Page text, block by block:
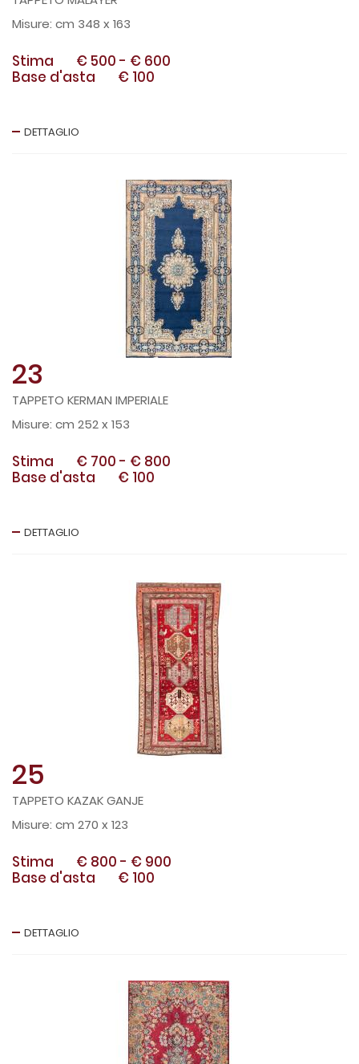
cm 348 x 163
Stima € 500 - € 600
Base d'asta
€ 100
DETTAGLIO
23
TAPPETO KERMAN IMPERIALE
cm 252 x 153
Stima € 700 - € 800
Base d'asta
€ 100
DETTAGLIO
25
TAPPETO KAZAK GANJE
cm 270 x 123
Stima € 800 - € 900
Base d'asta
€ 100
DETTAGLIO